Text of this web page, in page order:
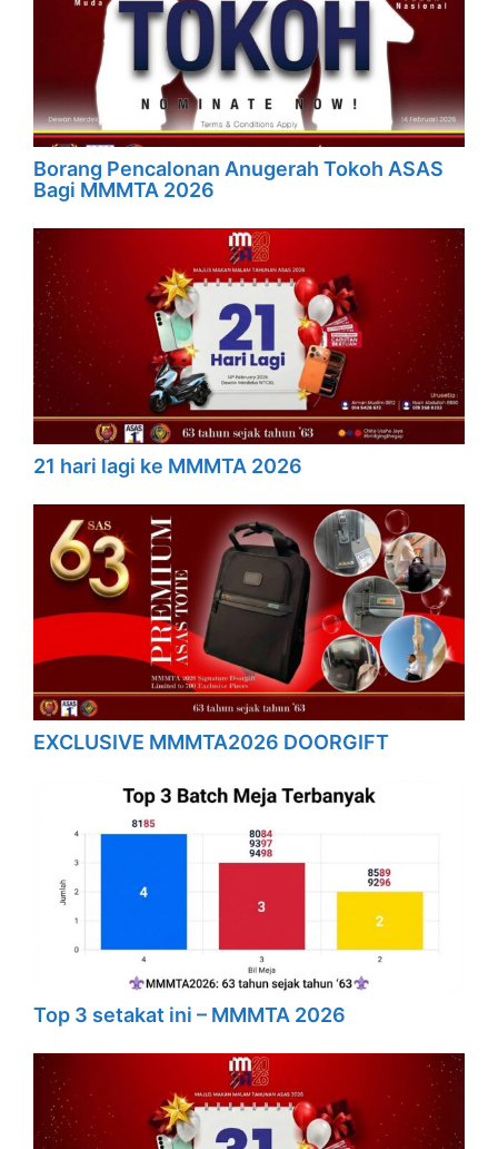
Borang Pencalonan Anugerah Tokoh ASAS
Bagi MMMTA 2026
21 hari lagi ke MMMTA 2026
EXCLUSIVE MMMTA2026 DOORGIFT
Top 3 setakat ini – MMMTA 2026